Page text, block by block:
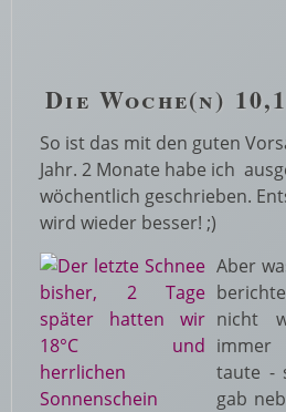
Die Woche(n)
So ist das mit den guten
Jahr. 2 Monate habe ich
wöchentlich geschrieben.
wird wieder besser! ;)
Aber
nicht
immer
taute -
gab